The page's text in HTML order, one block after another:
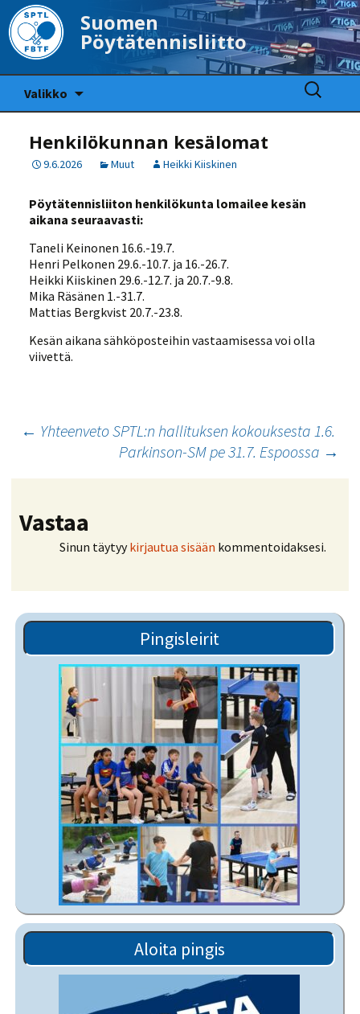
Suomen
Pöytätennisliitto
Valikko
Haku:
Henkilökunnan kesälomat
9.6.2026 Muut Heikki Kiiskinen
Pöytätennisliiton henkilökunta lomailee kesän
aikana seuraavasti:
Taneli Keinonen 16.6.-19.7.
Henri Pelkonen 29.6.-10.7. ja 16.-26.7.
Heikki Kiiskinen 29.6.-12.7. ja 20.7.-9.8.
Mika Räsänen 1.-31.7.
Mattias Bergkvist 20.7.-23.8.
Kesän aikana sähköposteihin vastaamisessa voi olla
viivettä.
Artikkelien
← Yhteenveto SPTL:n hallituksen kokouksesta 1.6.
Parkinson-SM pe 31.7. Espoossa →
Vastaa
Sinun täytyykirjautua sisään kommentoidaksesi.
Pingisleirit
Aloita pingis